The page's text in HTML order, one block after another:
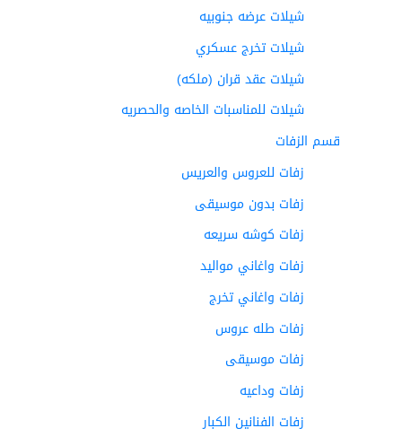
شيلات عرضه جنوبيه
شيلات تخرج عسكري
شيلات عقد قران (ملكه)
شيلات للمناسبات الخاصه والحصريه
قسم الزفات
زفات للعروس والعريس
زفات بدون موسيقى
زفات كوشه سريعه
زفات واغاني مواليد
زفات واغاني تخرج
زفات طله عروس
زفات موسيقى
زفات وداعيه
زفات الفنانين الكبار